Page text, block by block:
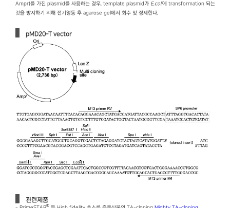
Ampr)를 가진 plasmid를 사용하는 경우, template plasmid가 E.coli에 transformation 되는
것을 방지하기 위해 전기영동 후 agarose gel에서 회수 및 정제한다.
pMD20-T vector
관련제품
®